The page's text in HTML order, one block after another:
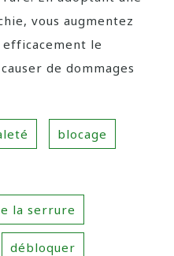
vous augmentez
efficacement le
de dommages
blocage
la serrure
débloquer